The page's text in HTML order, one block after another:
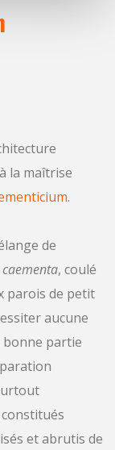
la maîtrise
.
de
caementa, coulé
parois de petit
aucune
bonne partie
et abrutis de